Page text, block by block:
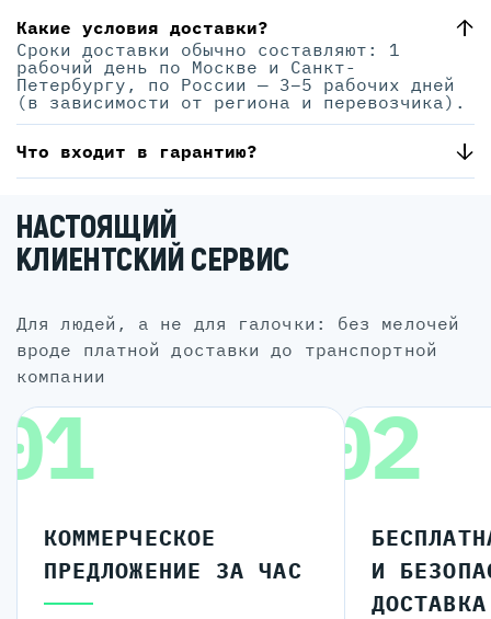
Какие условия доставки?
Сроки доставки обычно составляют: 1
рабочий день по Москве и Санкт-
Петербургу, по России — 3–5 рабочих дней
(в зависимости от региона и перевозчика).
Что входит в гарантию?
НАСТОЯЩИЙ
КЛИЕНТСКИЙ СЕРВИС
для людей, а не для галочки: без мелочей
вроде платной доставки до транспортной
компании
КОММЕРЧЕСКОЕ
ПРЕДЛОЖЕНИЕ ЗА ЧАС
02
И
ДОСТАВКА